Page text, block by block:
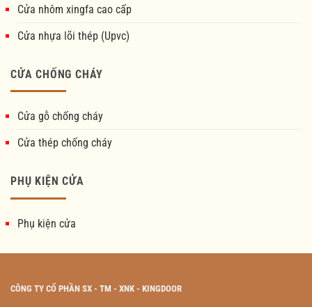
Cửa nhôm xingfa cao cấp
Cửa nhựa lõi thép (Upvc)
CỬA CHỐNG CHÁY
Cửa gỗ chống cháy
Cửa thép chống cháy
PHỤ KIỆN CỬA
Phụ kiện cửa
CÔNG TY CỔ PHẦN SX - TM - XNK - KINGDOOR